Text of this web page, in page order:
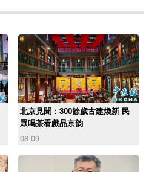
北京見聞：300餘歲古建煥新 民
眾喝茶看戲品京韵
08-09